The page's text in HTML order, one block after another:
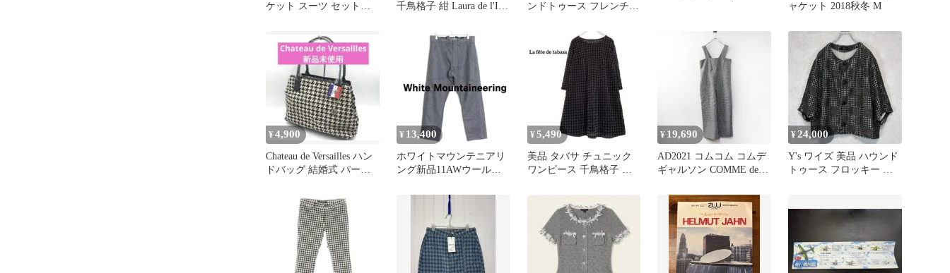
ケット スーツ セットア
千鳥格子 紺 Laura de l'Isle
ンドトゥース フレンチ
ャケット 2018秋冬 M
¥ 4,900
Chateau de Versailles ハン
ドバッグ 結婚式 パーテ
¥ 13,400
ホワイトマウンテニアリ
ング新品11AWウールク
¥ 5,490
美品 タバサ チュニック
ワンピース 千鳥格子 フ
¥ 19,690
AD2021 コムコム コムデ
ギャルソン COMME des
ースチェック サロペット
S｜ブラック
【2400014928778】
¥24,000
Y's ワイズ 美品 ハウンド
トゥース フロッキー ジ